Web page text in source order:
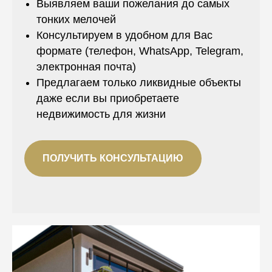
Выявляем ваши пожелания до самых
тонких мелочей
Консультируем в удобном для Вас
формате (телефон, WhatsApp, Telegram,
электронная почта)
Предлагаем только ликвидные объекты
даже если вы приобретаете
недвижимость для жизни
ПОЛУЧИТЬ КОНСУЛЬТАЦИЮ